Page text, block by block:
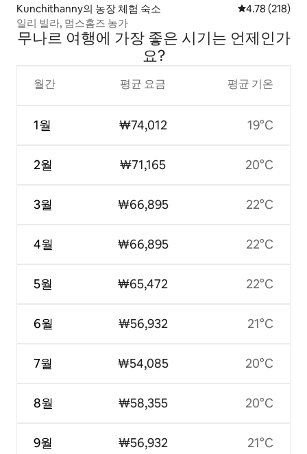
Kunchithanny의 농장 체험 숙소 평점 4.78점(5
4.78 (218)
일리 빌라, 멈스홈즈 농가
무나르 여행에 가장 좋은 시기는 언제인가
요?
월간
1월
2월
3월
4월
5월
6월
7월
8월
9월
평균 요금
₩74,012
₩71,165
₩66,895
₩66,895
₩65,472
₩56,932
₩54,085
₩58,355
₩56,932
평균 기온
19°C
20°C
22°C
22°C
22°C
21°C
20°C
20°C
21°C